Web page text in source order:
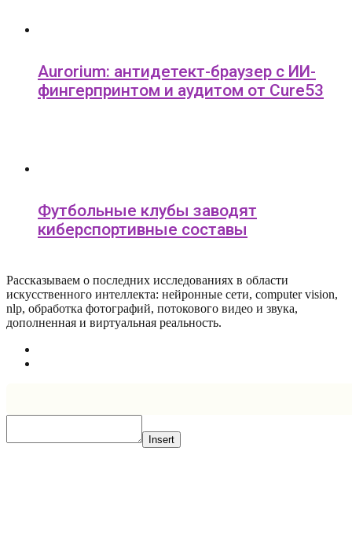
Aurorium: антидетект-браузер с ИИ-
фингерпринтом и аудитом от Cure53
Футбольные клубы заводят
киберспортивные составы
Рассказываем о последних исследованиях в области
искусcтвенного интеллекта: нейронные сети, computer vision,
nlp, обработка фотографий, потокового видео и звука,
дополненная и виртуальная реальность.
Insert